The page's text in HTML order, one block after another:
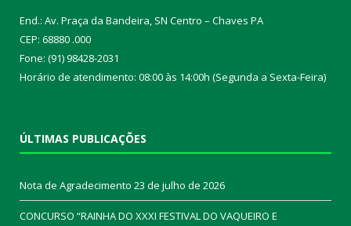
End.: Av. Praça da Bandeira, SN Centro – Chaves PA
CEP: 68880 .000
Fone: (91) 98428-2031
Horário de atendimento: 08:00 às 14:00h (Segunda a Sexta-Feira)
ÚLTIMAS PUBLICAÇÕES
Nota de Agradecimento 23 de julho de 2026
CONCURSO “RAINHA DO XXXI FESTIVAL DO VAQUEIRO E